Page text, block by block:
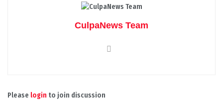
CulpaNews Team
Please login to join discussion